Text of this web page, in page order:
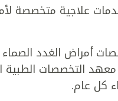
علاجية متخصصة
أمراض الغدد الصماء
التخصصات الطبية
كل عام.